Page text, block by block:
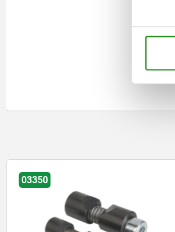
03330-01